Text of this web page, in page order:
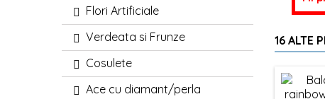
Flori Artificiale
Verdeata si Frunze
Cosulete
Ace cu diamant/perla
16 ALTE